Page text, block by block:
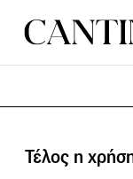
Τέλος η